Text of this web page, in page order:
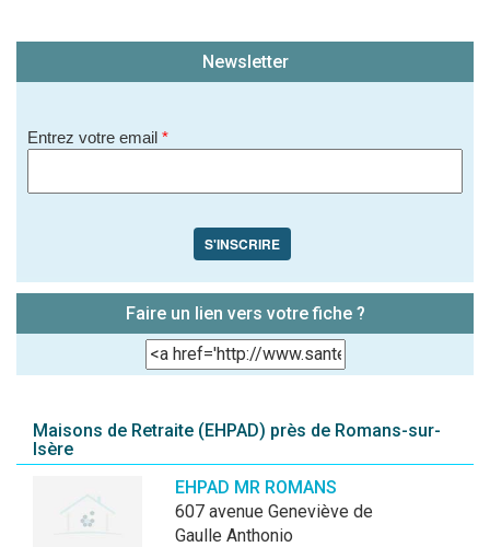
Newsletter
Entrez votre email *
S'INSCRIRE
Faire un lien vers votre fiche ?
Maisons de Retraite (EHPAD) près de Romans-sur-
Isère
EHPAD MR ROMANS
607 avenue Geneviève de
Gaulle Anthonio